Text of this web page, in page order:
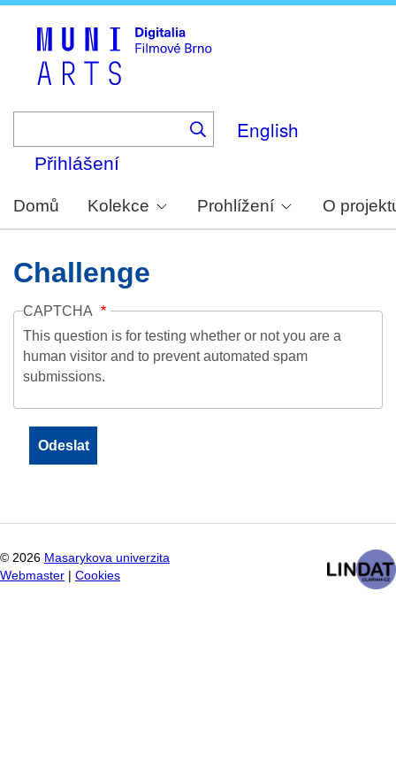
English
Přihlášení
Domů Kolekce Prohlížení O
Challenge
CAPTCHA
This question is for testing whether or not you are a
human visitor and to prevent automated spam
submissions.
© 2026 Masarykova univerzita
Webmaster
Cookies